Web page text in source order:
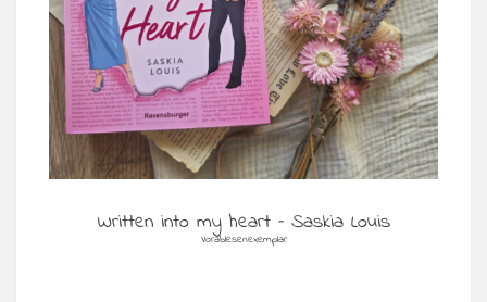
Written into my heart – Saskia Louis
Vorablesenexemplar